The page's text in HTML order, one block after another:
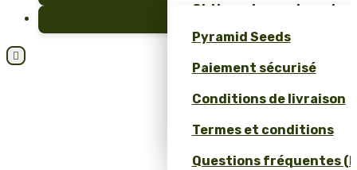
Obtiens des graines de
Pyramid Seeds !
Obtenez 10 % de
Calculateur de Prix pour
Pyramid Seeds
Paiement sécurisé
Conditions de livraison
Termes et conditions
Questions fréquentes
